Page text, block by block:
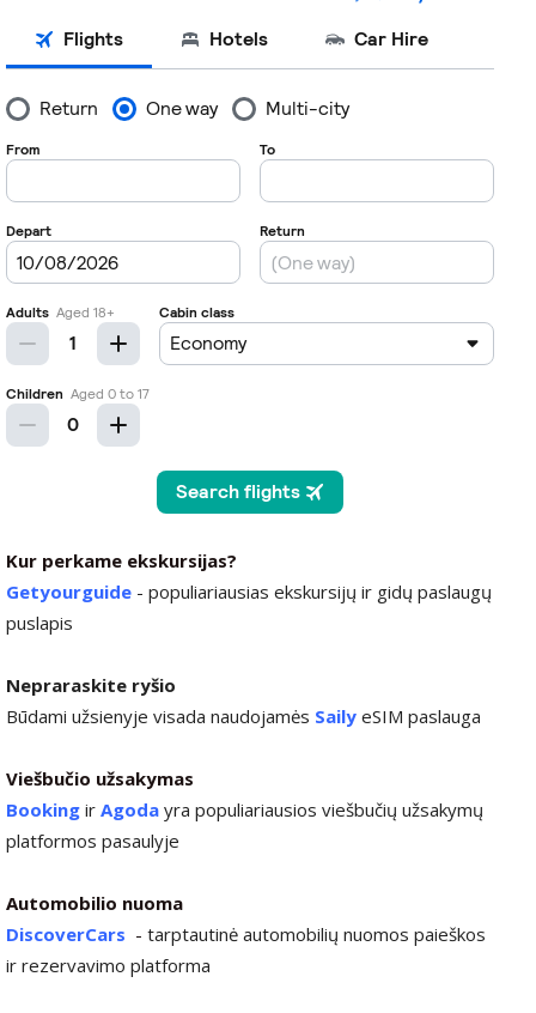
Kur perkame ekskursijas?
Getyourguide - populiariausias ekskursijų ir gidų paslaugų
puslapis
Nepraraskite ryšio
Būdami užsienyje visada naudojamės Saily eSIM paslauga
Viešbučio užsakymas
Booking ir Agoda yra populiariausios viešbučių užsakymų
platformos pasaulyje
Automobilio nuoma
DiscoverCars - tarptautinė automobilių nuomos paieškos
ir rezervavimo platforma